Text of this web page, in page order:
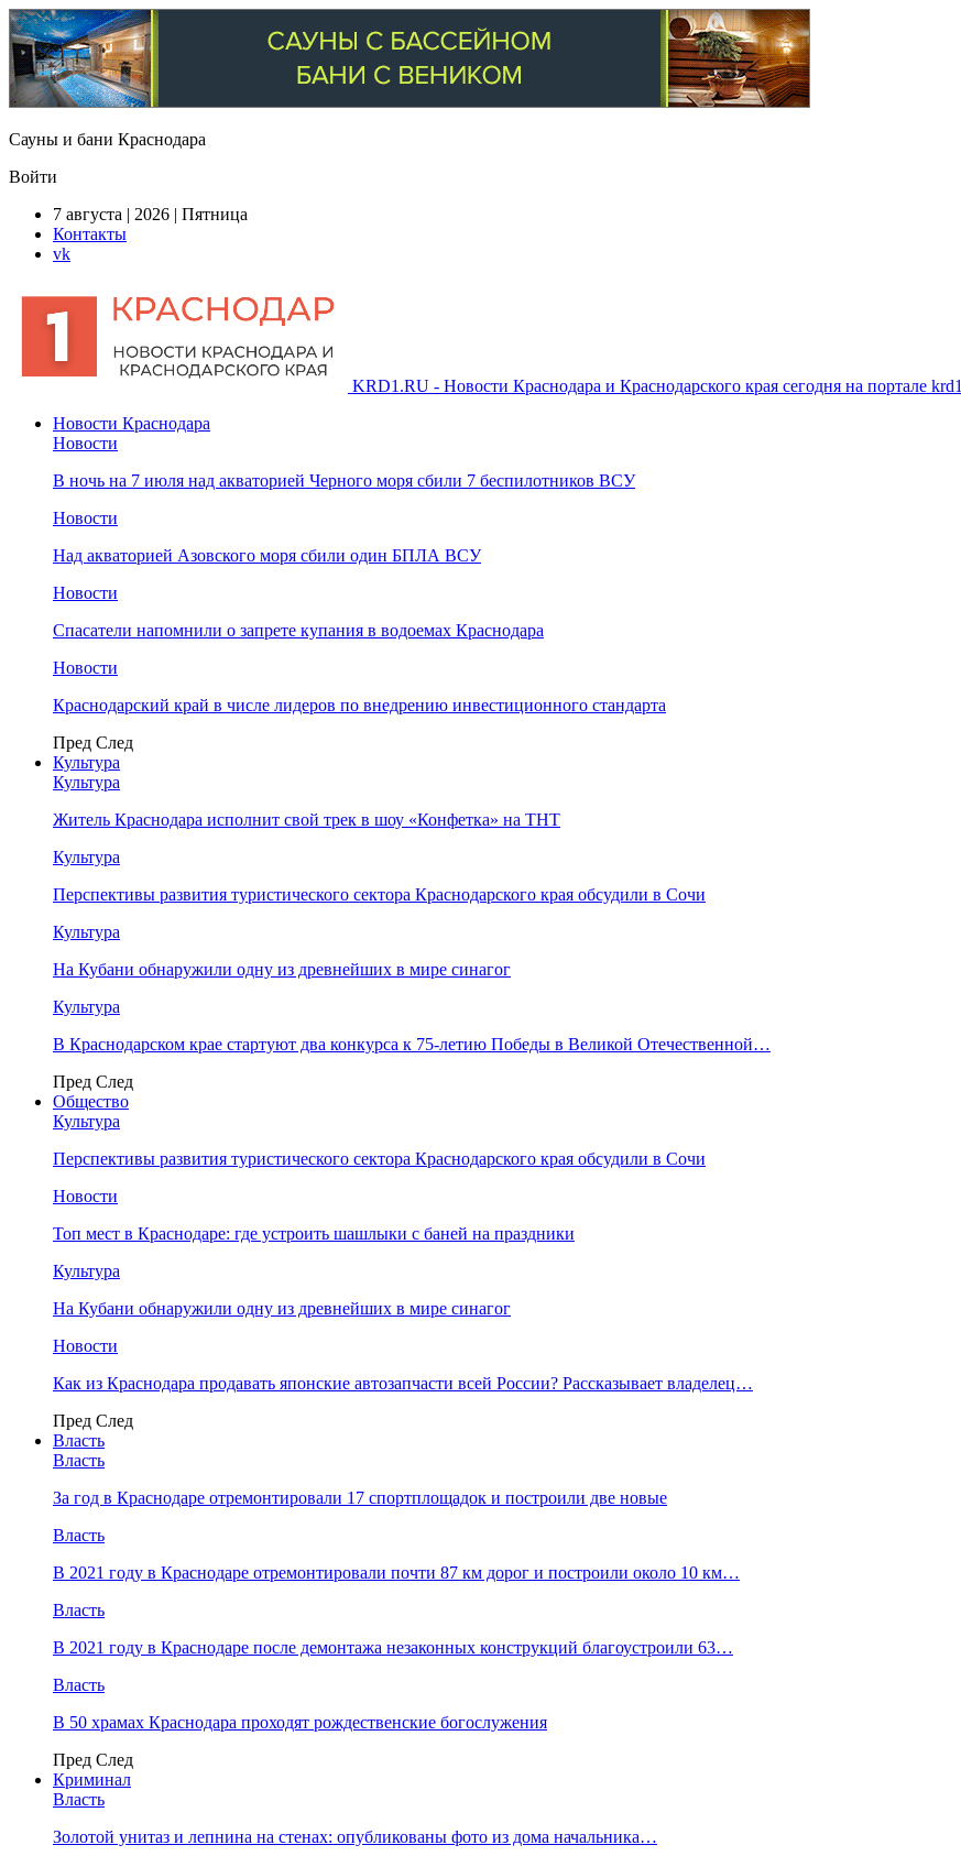
Сауны и бани Краснодара
Войти
7 августа | 2026 | Пятница
Контакты
vk
KRD1.RU - Новости Краснодара и Краснодарского края сегодня на портале krd1
Новости Краснодара
Новости
В ночь на 7 июля над акваторией Черного моря сбили 7 беспилотников ВСУ
Новости
Над акваторией Азовского моря сбили один БПЛА ВСУ
Новости
Спасатели напомнили о запрете купания в водоемах Краснодара
Новости
Краснодарский край в числе лидеров по внедрению инвестиционного стандарта
Пред След
Культура
Культура
Житель Краснодара исполнит свой трек в шоу «Конфетка» на ТНТ
Культура
Перспективы развития туристического сектора Краснодарского края обсудили в Сочи
Культура
На Кубани обнаружили одну из древнейших в мире синагог
Культура
В Краснодарском крае стартуют два конкурса к 75-летию Победы в Великой Отечественной…
Пред След
Общество
Культура
Перспективы развития туристического сектора Краснодарского края обсудили в Сочи
Новости
Топ мест в Краснодаре: где устроить шашлыки с баней на праздники
Культура
На Кубани обнаружили одну из древнейших в мире синагог
Новости
Как из Краснодара продавать японские автозапчасти всей России? Рассказывает владелец…
Пред След
Власть
Власть
За год в Краснодаре отремонтировали 17 спортплощадок и построили две новые
Власть
В 2021 году в Краснодаре отремонтировали почти 87 км дорог и построили около 10 км…
Власть
В 2021 году в Краснодаре после демонтажа незаконных конструкций благоустроили 63…
Власть
В 50 храмах Краснодара проходят рождественские богослужения
Пред След
Криминал
Власть
​Золотой унитаз и лепнина на стенах: опубликованы фото из дома начальника…